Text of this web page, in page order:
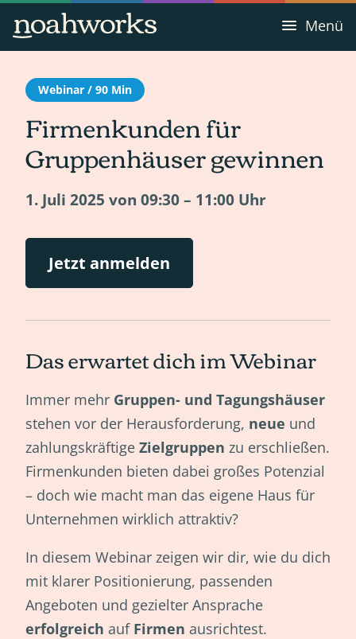
Menü
Webinar / 90 Min
Firmenkunden für
Gruppenhäuser gewinnen
1. Juli 2025 von 09:30 – 11:00 Uhr
Jetzt anmelden
Das erwartet dich im Webinar
Immer mehr Gruppen- und Tagungshäuser
stehen vor der Herausforderung, neue und
zahlungskräftige Zielgruppen zu erschließen.
Firmenkunden bieten dabei großes Potenzial
– doch wie macht man das eigene Haus für
Unternehmen wirklich attraktiv?
In diesem Webinar zeigen wir dir, wie du dich
mit klarer Positionierung, passenden
Angeboten und gezielter Ansprache
erfolgreich auf Firmen ausrichtest.